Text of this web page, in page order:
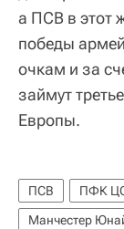
а ПСВ в этот
победы
очкам и за
займут
Европы.
ПСВ ПФК
Манчестер